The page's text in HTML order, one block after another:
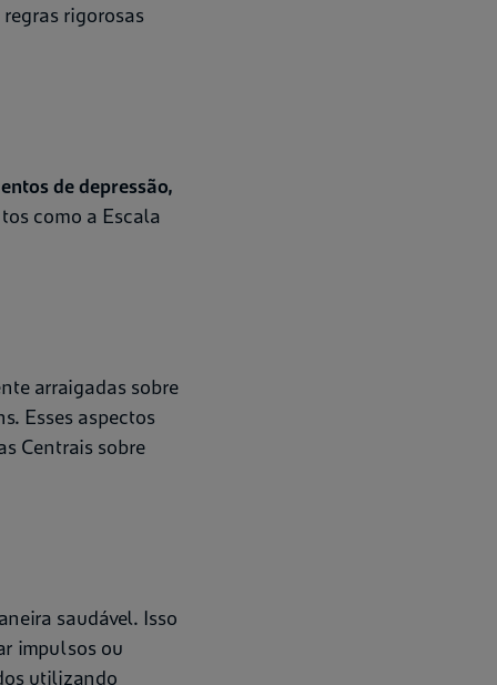
rigorosas
de depressão,
como a Escala
arraigadas sobre
Esses aspectos
Centrais sobre
saudável. Isso
impulsos ou
utilizando